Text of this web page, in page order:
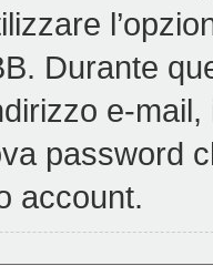
Durante
e-
password
account.